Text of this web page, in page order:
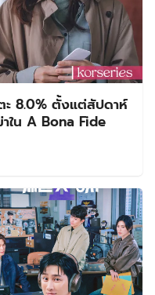
ะ 8.0% ตั้งแต่สัปดาห์
ใน A Bona Fide